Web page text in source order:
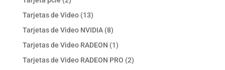
productos
Tarjetas de Video 1313
productos
Tarjetas de Video NVIDIA 88
productos
Tarjetas de Video RADEON 11
producto
Tarjetas de Video RADEON PRO 22